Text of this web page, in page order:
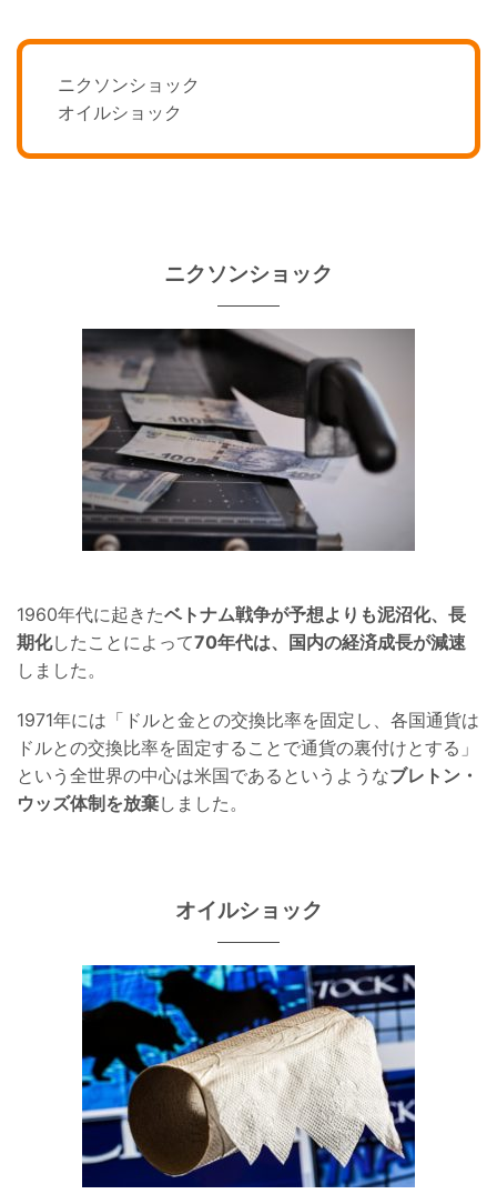
ニクソンショック
オイルショック
ニクソンショック
1960年代に起きたベトナム戦争が予想よりも泥沼化、長
期化したことによって70年代は、国内の経済成長が減速
しました。
1971年には「ドルと金との交換比率を固定し、各国通貨は
ドルとの交換比率を固定することで通貨の裏付けとする」
という全世界の中心は米国であるというようなブレトン・
ウッズ体制を放棄しました。
オイルショック